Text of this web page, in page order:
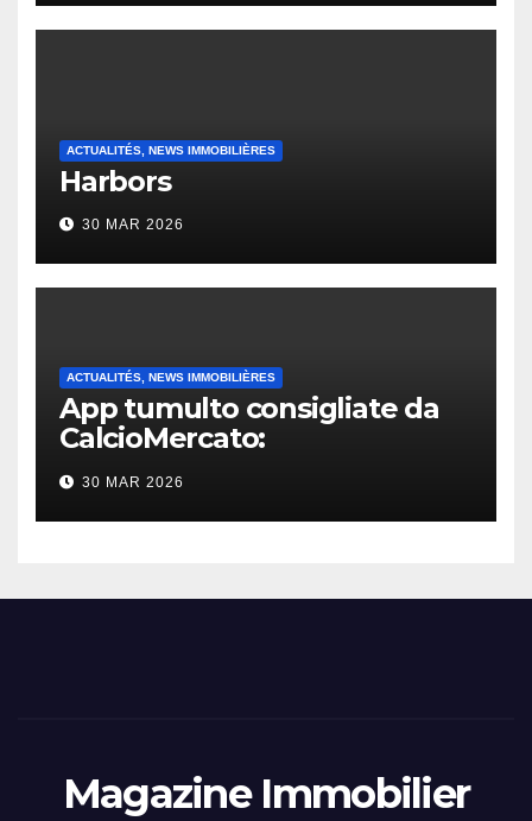
ACTUALITÉS, NEWS IMMOBILIÈRES
Harbors
30 MAR 2026
ACTUALITÉS, NEWS IMMOBILIÈRES
App tumulto consigliate da
CalcioMercato:
considerazione di gennaio
2026
30 MAR 2026
Magazine Immobilier